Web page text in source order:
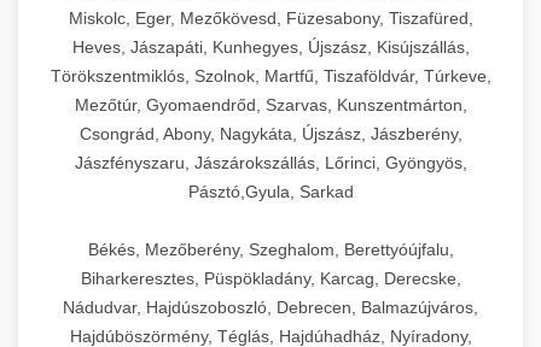
Miskolc, Eger, Mezőkövesd, Füzesabony, Tiszafüred,
Heves, Jászapáti, Kunhegyes, Újszász, Kisújszállás,
Törökszentmiklós, Szolnok, Martfű, Tiszaföldvár, Túrkeve,
Mezőtúr, Gyomaendrőd, Szarvas, Kunszentmárton,
Csongrád, Abony, Nagykáta, Újszász, Jászberény,
Jászfényszaru, Jászárokszállás, Lőrinci, Gyöngyös,
Pásztó,Gyula, Sarkad
Békés, Mezőberény, Szeghalom, Berettyóújfalu,
Biharkeresztes, Püspökladány, Karcag, Derecske,
Nádudvar, Hajdúszoboszló, Debrecen, Balmazújváros,
Hajdúböszörmény, Téglás, Hajdúhadház, Nyíradony,